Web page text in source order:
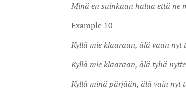
Minä en suinkaan halua että ne
Example 10
Kyllä mie klaaraan, älä vaan nyt
Kyllä mie klaaraan, älä tyhä
Kyllä minä pärjään, älä vain nyt